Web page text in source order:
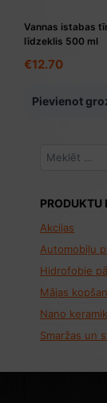
Vannas istabas
līdzeklis 500 ml
€12.70
Pievienot
Meklēt:
PRODUKTU
Akcijas
Automobiļu
Hidrofobie
Mājas
Nano
Smaržas un